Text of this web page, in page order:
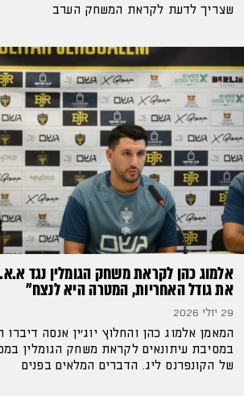
שצריך לדעת לקראת המשחק הערב
אלמוג כהן לקראת משחק הגומלין נגד
את גודל האחריות, המטרה היא לנצח״
29 יולי 2026
המאמן אלמוג כהן והחלוץ יוג'ין אנסה דיברו
במסיבת עיתונאים לקראת משחק הגומלין
של הקונפרנס ליג. הדברים המלאים בפנים